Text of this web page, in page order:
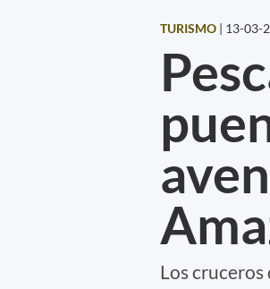
TURISMO | 13-03-
Los